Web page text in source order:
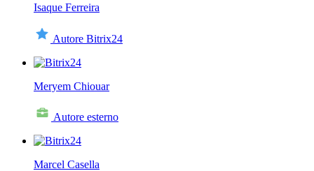
Isaque Ferreira
Autore Bitrix24
Meryem Chiouar
Autore esterno
Marcel Casella